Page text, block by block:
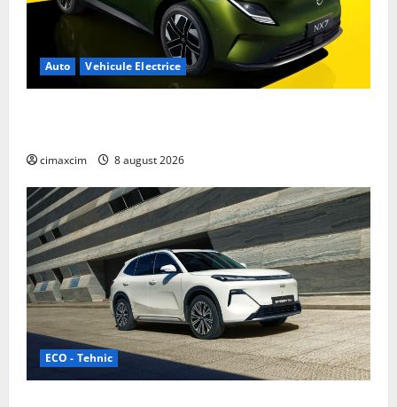
Auto Vehicule Electrice
cimaxcim 8 august 2026
ECO - Tehnic